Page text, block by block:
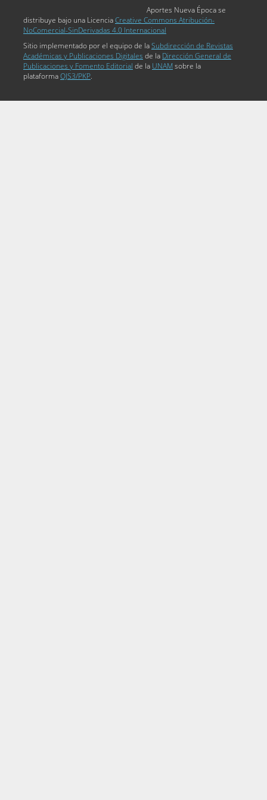
Aportes Nueva Época se
distribuye bajo una LicenciaCreative Commons Atribución-
NoComercial-SinDerivadas 4.0 Internacional
Sitio implementado por el equipo de laSubdirección de Revistas
Académicas y Publicaciones Digitales de la Dirección General de
Publicaciones y Fomento Editorial de la UNAMsobre la
plataformaOJS3/PKP.